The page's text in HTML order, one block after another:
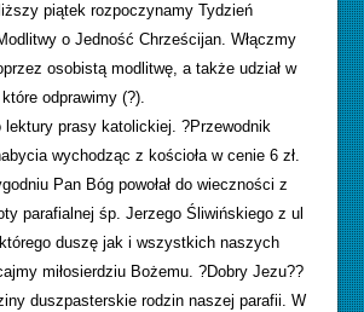
piątek rozpoczynamy Tydzień
o Jedność Chrześcijan. Włączmy
osobistą modlitwę, a także udział w
odprawimy (?).
lektury prasy katolickiej. ?Przewodnik
wychodząc z kościoła w cenie 6 zł.
Pan Bóg powołał do wieczności z
parafialnej śp. Jerzego Śliwińskiego z ul
duszę jak i wszystkich naszych
miłosierdziu Bożemu. ?Dobry Jezu??
duszpasterskie rodzin naszej parafii. W